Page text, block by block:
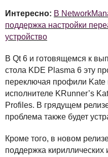
Интересно: В
поддержка настройки
устройство
В Qt 6 и готовящемся к
стола KDE Plasma 6 эту
переключая профили Kate
исполнителе KRunner’s
Profiles. В грядущем
проблема также будет
Кроме того, в новом
поддержка